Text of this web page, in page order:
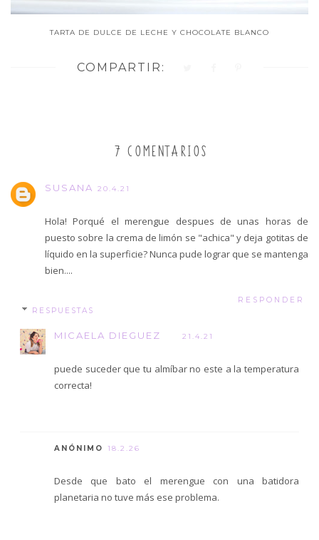
TARTA DE DULCE DE LECHE Y CHOCOLATE BLANCO
COMPARTIR:
7 COMENTARIOS
SUSANA 20.4.21
Hola! Porqué el merengue despues de unas horas de
puesto sobre la crema de limón se "achica" y deja gotitas de
líquido en la superficie? Nunca pude lograr que se mantenga
bien....
RESPONDER
RESPUESTAS
MICAELA DIEGUEZ 21.4.21
puede suceder que tu almíbar no este a la temperatura
correcta!
ANÓNIMO 18.2.26
Desde que bato el merengue con una batidora
planetaria no tuve más ese problema.